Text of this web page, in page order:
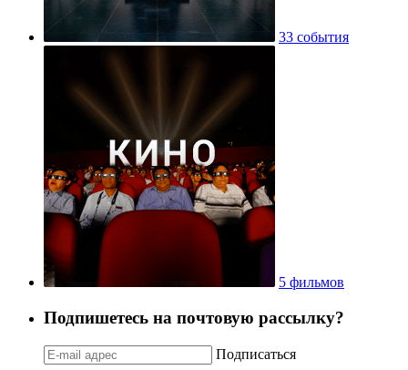
33 события
5 фильмов
Подпишетесь на почтовую рассылку?
Подписаться